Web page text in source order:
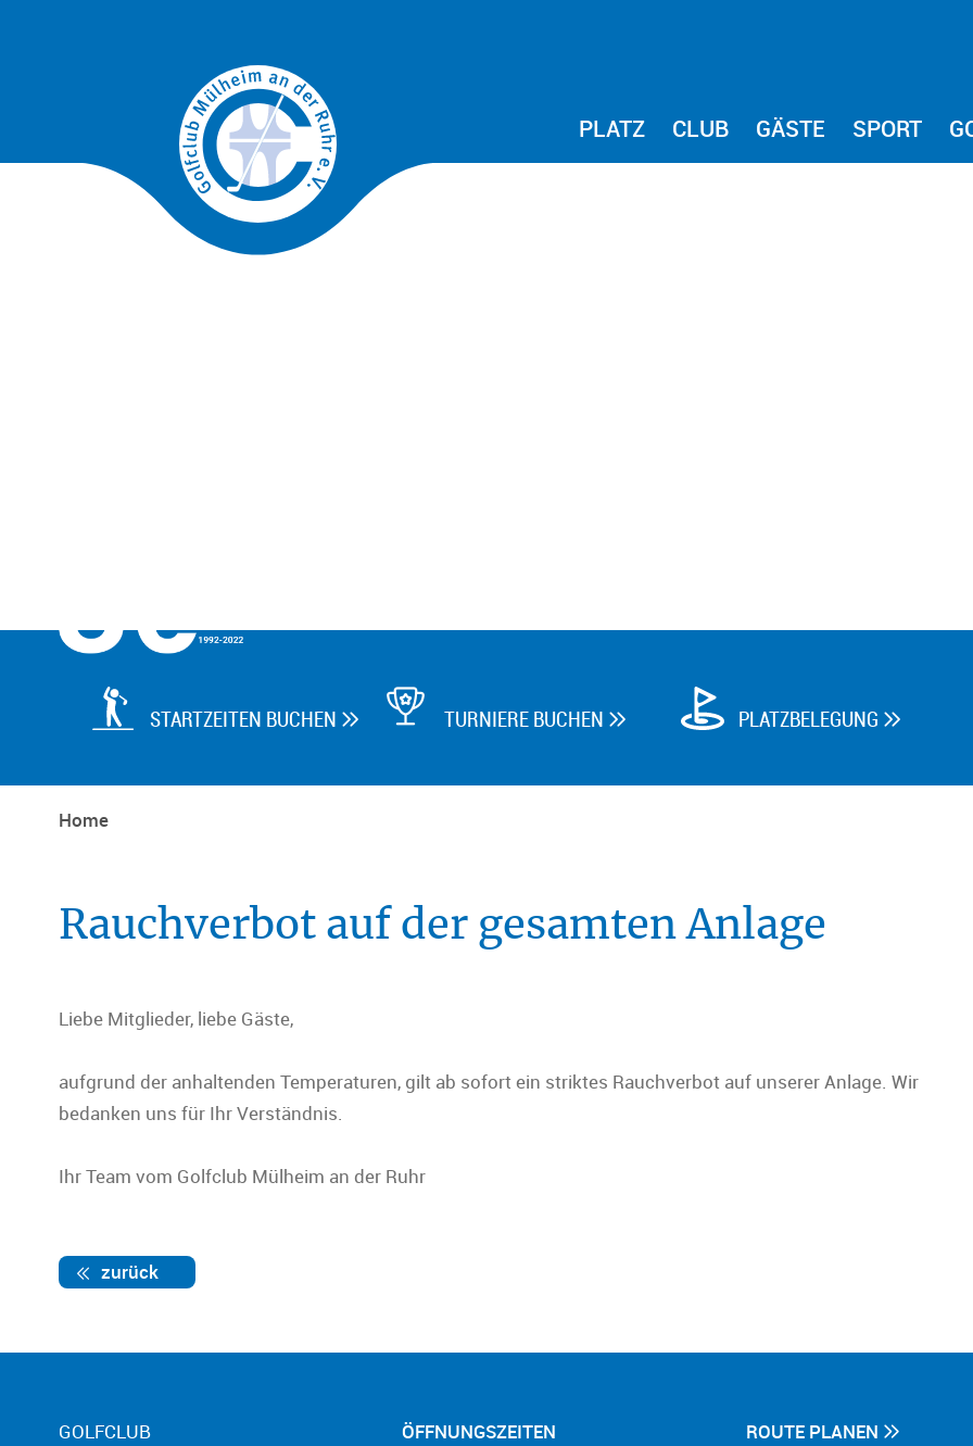
PLATZ CLUB GÄSTE SPORT
STARTZEITEN BUCHEN   TURNIERE BUCHEN  PLATZBELEGUNG 
Home
Rauchverbot auf der gesamten Anlage
Liebe Mitglieder, liebe Gäste,
aufgrund der anhaltenden Temperaturen, gilt ab sofort ein striktes Rauchverbot auf unserer Anlage. Wir
bedanken uns für Ihr Verständnis.
Ihr Team vom Golfclub Mülheim an der Ruhr
zurück
GOLFCLUB
ÖFFNUNGSZEITEN ROUTE PLANEN